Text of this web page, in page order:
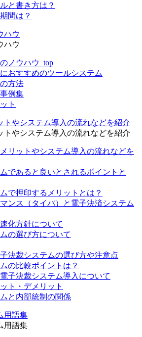
と書き方は？
間は？
ハウ
ハウ
ノウハウ_top
おすすめのツールシステム
方法
例集
ト
トやシステム導入の流れなどを紹介
トやシステム導入の流れなどを紹介
リットやシステム導入の流れなどを
であると良いとされるポイントと
で押印するメリットとは？
ンス（タイパ）と電子決済システム
化方針について
の選び方について
決裁システムの選び方や注意点
の比較ポイントは？
子決裁システム導入について
ト・デメリット
と内部統制の関係
用語集
用語集